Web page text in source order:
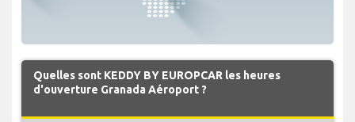
Quelles sont KEDDY BY EUROPCAR les heures
d'ouverture Granada Aéroport ?